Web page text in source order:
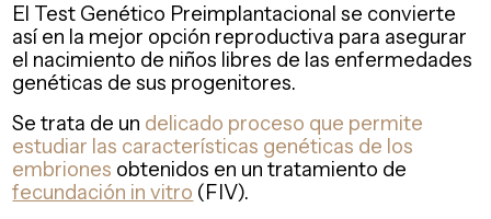
El Test Genético Preimplantacional se convierte
así en la mejor opción reproductiva para asegurar
el nacimiento de niños libres de las enfermedades
genéticas de sus progenitores.
Se trata de un delicado proceso que permite
estudiar las características genéticas de los
embriones obtenidos en un tratamiento de
fecundación in vitro (FIV).